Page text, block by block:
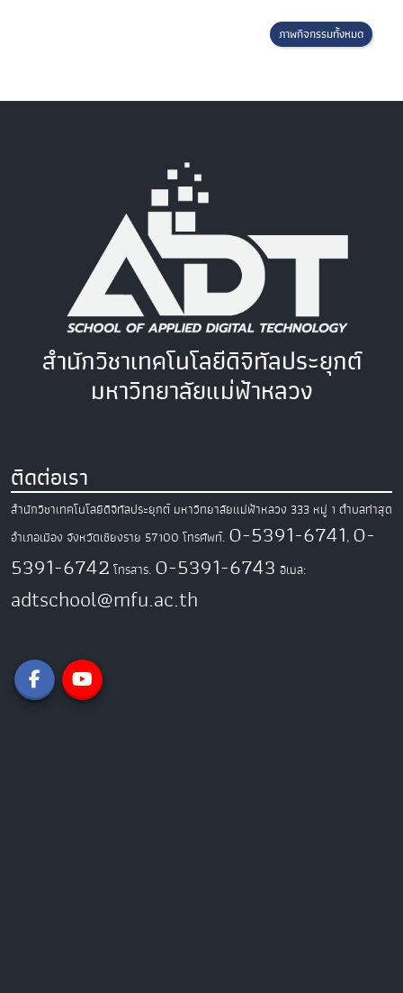
ภาพกิจกรรมทั้งหมด
สำนักวิชาเทคโนโลยีดิจิทัลประยุกต์
มหาวิทยาลัยแม่ฟ้าหลวง
ติดต่อเรา
สำนักวิชาเทคโนโลยีดิจิทัลประยุกต์ มหาวิทยาลัยแม่ฟ้าหลวง 333 หมู่ 1 ตำบลท่าสุด
อำเภอเมือง จังหวัดเชียงราย 57100 โทรศัพท์. 0-5391-6741, 0-
5391-6742 โทรสาร. 0-5391-6743 อีเมล:
adtschool@mfu.ac.th